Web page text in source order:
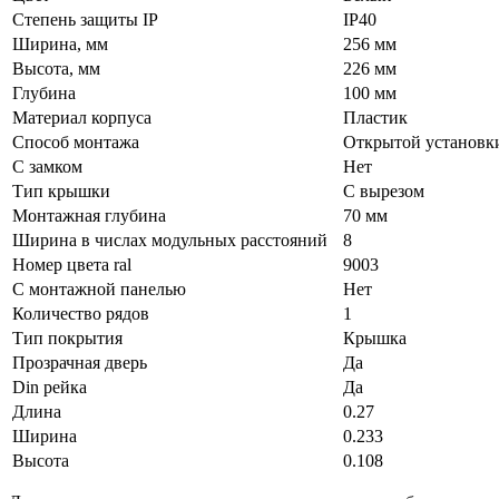
Степень защиты IP
IP40
Ширина, мм
256 мм
Высота, мм
226 мм
Глубина
100 мм
Материал корпуса
Пластик
Способ монтажа
Открытой
С замком
Нет
Тип крышки
С вырезом
Монтажная глубина
70 мм
Ширина в числах модульных расстояний
8
Номер цвета ral
9003
С монтажной панелью
Нет
Количество рядов
1
Тип покрытия
Крышка
Прозрачная дверь
Да
Din рейка
Да
Длина
0.27
Ширина
0.233
Высота
0.108